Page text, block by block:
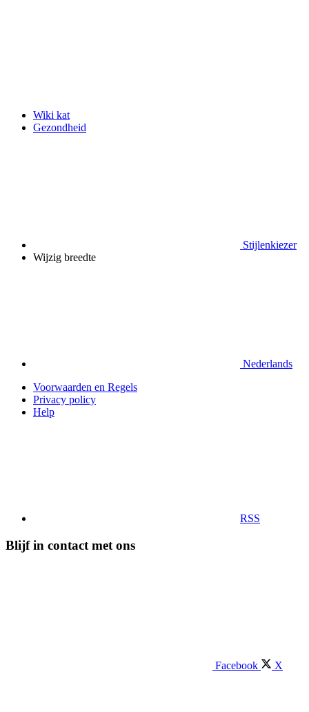
Wiki kat
Gezondheid
Stijlenkiezer
Wijzig breedte
Nederlands
Voorwaarden en Regels
Privacy policy
Help
RSS
Blijf in contact met ons
Facebook X